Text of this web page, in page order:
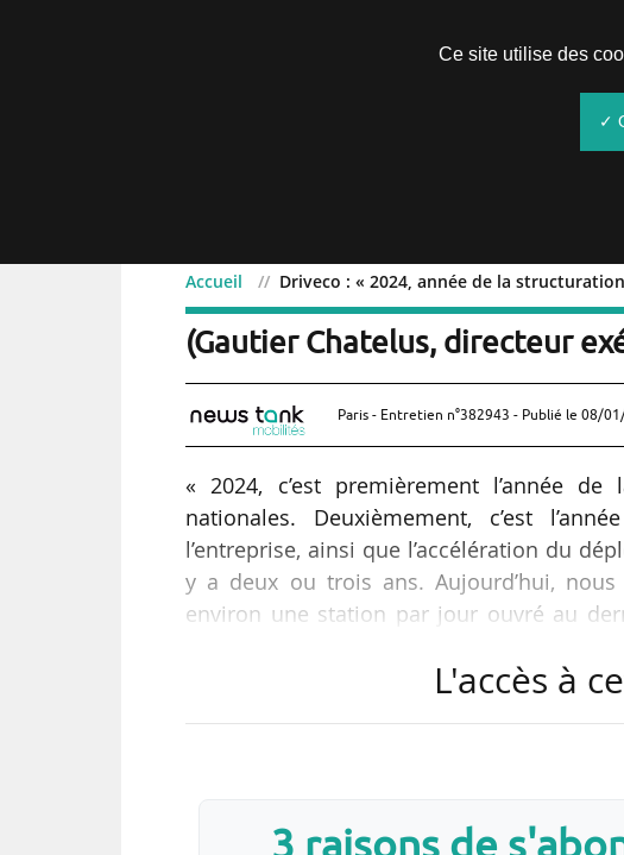
Accueil Driveco : « 2024, année de la
Driveco : « 2024, année de la
(Gautier Chatelus, directeur
Paris - Entretien n°382943 - Publié le 08/
« 2024, c’est premièrement l’année
nationales. Deuxièmement, c’est
l’entreprise, ainsi que l’accélération du
y a deux ou trois ans. Aujourd’hui,
environ une station par jour ouvré au
d’Océanopolis, inaugurée récemment à
Driveco se développe à l’international au
200 magasins Carrefour Market sont
L'accès à
3 raisons de
Ce site utilise des
✓